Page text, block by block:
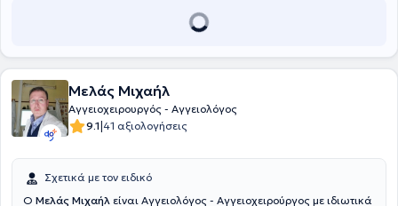
Μελάς Μιχαήλ
Αγγειοχειρουργός - Αγγειολόγος
9.1|41 αξιολογήσεις
Σχετικά με τον ειδικό
Ο Μελάς Μιχαήλ είναι Αγγειολόγος - Αγγειοχειρούργος με ιδιωτικά